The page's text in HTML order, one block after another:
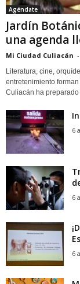
Agéndate
Jardín
una agenda
Mi Ciudad Culiacán -
Literatura, cine,
entretenimiento
Culiacán ha preparado
6
6
6